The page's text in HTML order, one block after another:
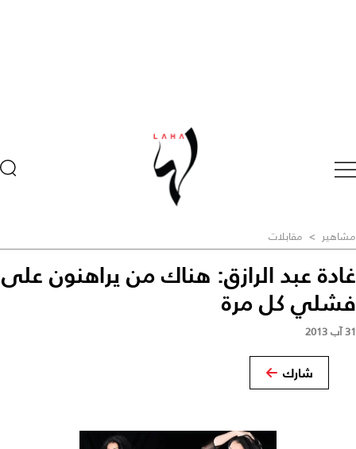
مشاهير > مقابلات
غادة عبد الرازق: هناك من يراهنون على
فشلي كل مرة
31 آب 2013
شارك